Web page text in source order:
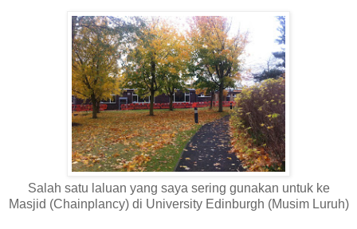
Salah satu laluan yang saya sering gunakan untuk ke
Masjid (Chainplancy) di University Edinburgh (Musim Luruh)